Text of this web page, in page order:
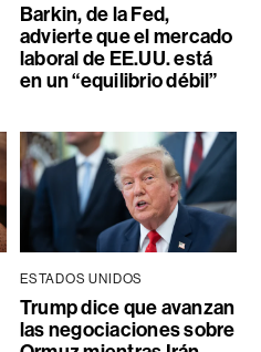
Barkin, de la Fed,
advierte que el mercado
laboral de EE.UU. está
en un “equilibrio débil”
ESTADOS UNIDOS
Trump dice que avanzan
las negociaciones sobre